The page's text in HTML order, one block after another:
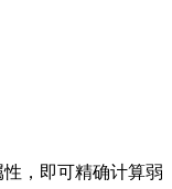
，即可精确计算弱